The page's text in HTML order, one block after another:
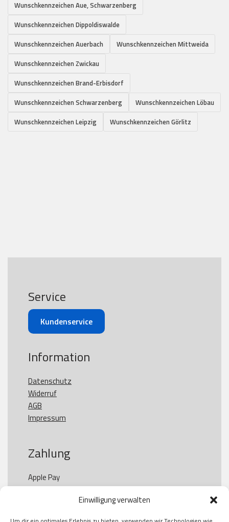
Einwilligung verwalten
Wunschkennzeichen Aue, Schwarzenberg
Wunschkennzeichen Dippoldiswalde
Wunschkennzeichen Auerbach
Wunschkennzeichen Mittweida
Wunschkennzeichen Zwickau
Wunschkennzeichen Brand-Erbisdorf
Wunschkennzeichen Schwarzenberg
Wunschkennzeichen Löbau
Wunschkennzeichen Leipzig
Wunschkennzeichen Görlitz
Service
Kundenservice
Information
Datenschutz
Widerruf
AGB
Impressum
Zahlung
Apple Pay
Paypal